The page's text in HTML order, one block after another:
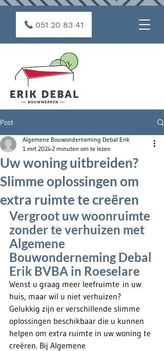
051 20 83 41
Post
Uw woning uitbreiden?
Slimme oplossingen om
extra ruimte te creëren
Algemene Bouwonderneming Debal Erik
1 mrt 20242 minuten om te lezen
Vergroot uw woonruimte
zonder te verhuizen met
Algemene
Bouwonderneming Debal
Erik BVBA in Roeselare
Wenst u graag meer leefruimte in uw
huis, maar wil u niet verhuizen?
Gelukkig zijn er verschillende slimme
oplossingen beschikbaar die u kunnen
helpen om extra ruimte in uw woning te
creëren. Bij Algemene